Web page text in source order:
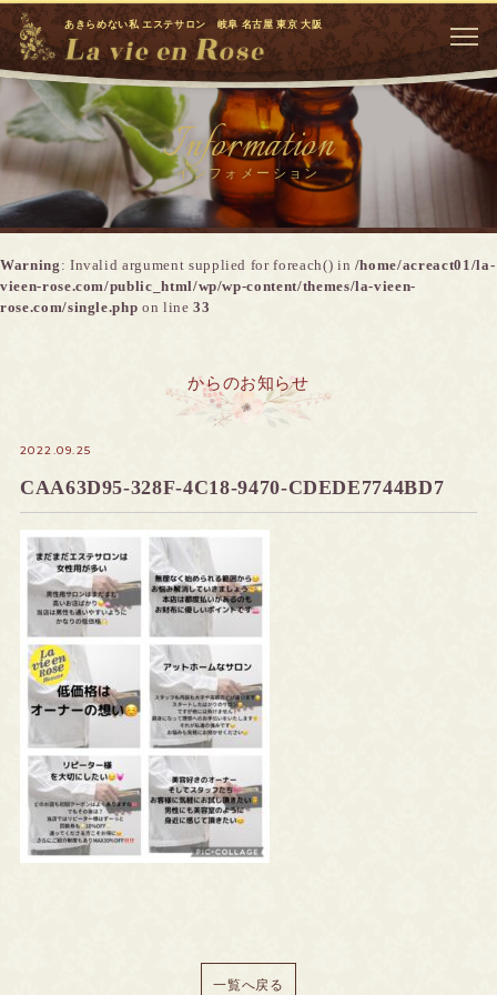
あきらめない私 エステサロン 岐阜 名古屋 東京 大阪
Information
インフォメーション
Warning : Invalid argument supplied for foreach() in /home/acreact01/la-
vieen-rose.com/public_html/wp/wp-content/themes/la-vieen-
rose.com/single.php on line33
からのお知らせ
2022.09.25
CAA63D95-328F-4C18-9470-CDEDE7744BD7
一覧へ戻る